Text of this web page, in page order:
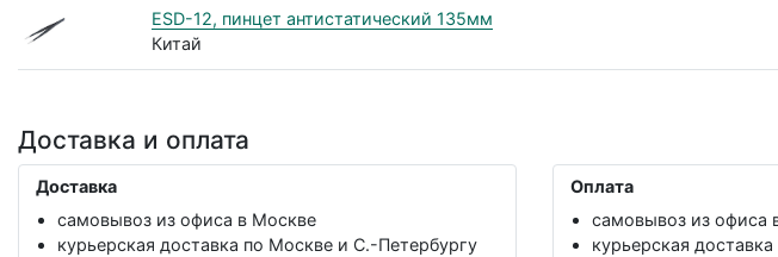
ESD-12, пинцет антистатический 135мм
Китай
Доставка и оплата
Доставка
самовывоз из офиса в Москве
курьерская доставка по Москве и С.-Петербургу
Оплата
самовывоз из офиса
курьерская